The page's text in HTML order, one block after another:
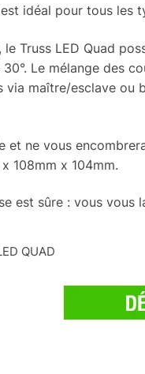
idéal pour tous les
Truss LED Quad
Le mélange des
maître/esclave ou
et ne vous
108mm x 104mm.
est sûre : vous